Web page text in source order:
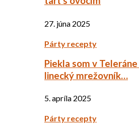
27. júna 2025
Párty recepty
Piekla som v
linecký mrežovník…
5. apríla 2025
Párty recepty